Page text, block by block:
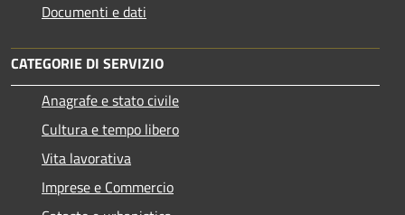
Documenti e dati
CATEGORIE DI SERVIZIO
Anagrafe e stato civile
Cultura e tempo libero
Vita lavorativa
Imprese e Commercio